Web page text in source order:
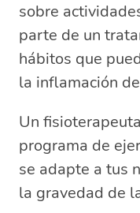
sobre
parte de un
hábitos que
la inflamación
Un
programa de
se adapte a tus
la gravedad de